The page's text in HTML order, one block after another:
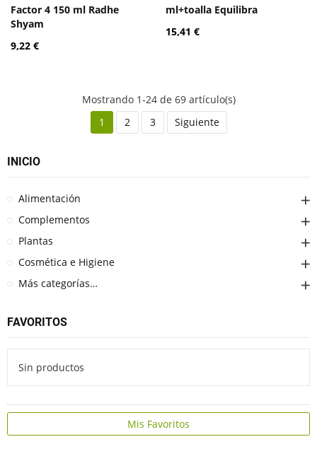
Factor 4 150 ml Radhe
Shyam
9,22 €
ml+toalla Equilibra
15,41 €
Mostrando 1-24 de 69 artículo(s)
1
2 3 Siguiente
INICIO
Alimentación
Complementos
Plantas
Cosmética e Higiene
Más categorías…
FAVORITOS
Sin productos
Mis Favoritos